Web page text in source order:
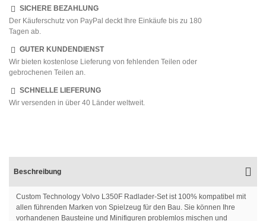
SICHERE BEZAHLUNG
Der Käuferschutz von PayPal deckt Ihre Einkäufe bis zu 180
Tagen ab.
GUTER KUNDENDIENST
Wir bieten kostenlose Lieferung von fehlenden Teilen oder
gebrochenen Teilen an.
SCHNELLE LIEFERUNG
Wir versenden in über 40 Länder weltweit.
Beschreibung
Custom Technology Volvo L350F Radlader-Set ist 100% kompatibel mit
allen führenden Marken von Spielzeug für den Bau. Sie können Ihre
vorhandenen Bausteine und Minifiguren problemlos mischen und